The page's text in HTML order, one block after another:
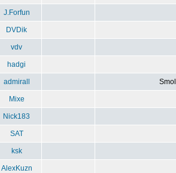
J.Forfun
DVDik
vdv
hadgi
admirall
Mixe
Nick183
SAT
ksk
AlexKuzn